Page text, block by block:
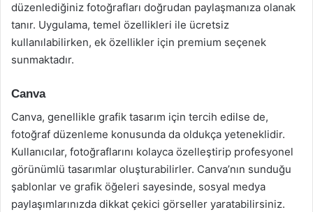
düzenlediğiniz fotoğrafları doğrudan paylaşmanıza olanak
tanır. Uygulama, temel özellikleri ile ücretsiz
kullanılabilirken, ek özellikler için premium seçenek
sunmaktadır.
Canva
Canva, genellikle grafik tasarım için tercih edilse de,
fotoğraf düzenleme konusunda da oldukça yeteneklidir.
Kullanıcılar, fotoğraflarını kolayca özelleştirip profesyonel
görünümlü tasarımlar oluşturabilirler. Canva’nın sunduğu
şablonlar ve grafik öğeleri sayesinde, sosyal medya
paylaşımlarınızda dikkat çekici görseller yaratabilirsiniz.